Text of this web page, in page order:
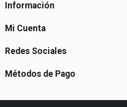
Información
Mi Cuenta
Redes Sociales
Métodos de Pago